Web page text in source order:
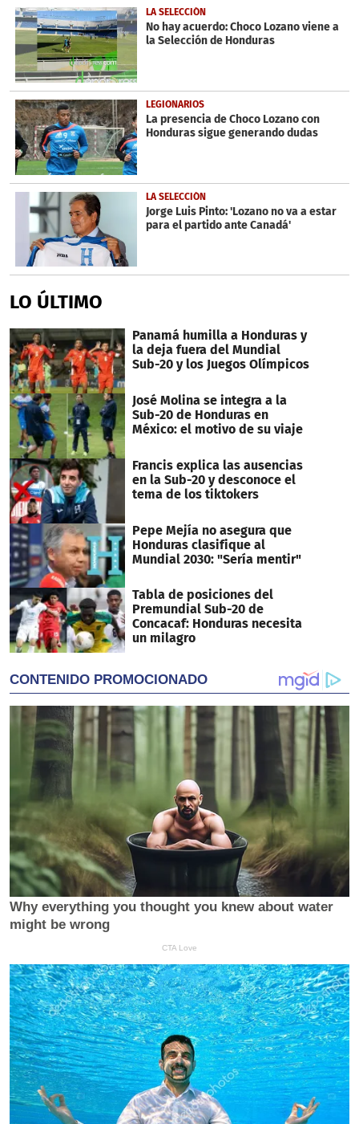
LA SELECCIÓN
No hay acuerdo: Choco Lozano viene a
la Selección de Honduras
LEGIONARIOS
La presencia de Choco Lozano con
Honduras sigue generando dudas
LA SELECCIÓN
Jorge Luis Pinto: 'Lozano no va a estar
para el partido ante Canadá'
LO ÚLTIMO
Panamá humilla a Honduras y
la deja fuera del Mundial
Sub-20 y los Juegos Olímpicos
José Molina se integra a la
Sub-20 de Honduras en
México: el motivo de su viaje
Francis explica las ausencias
en la Sub-20 y desconoce el
tema de los tiktokers
Pepe Mejía no asegura que
Honduras clasifique al
Mundial 2030: "Sería mentir"
Tabla de posiciones del
Premundial Sub-20 de
Concacaf: Honduras necesita
un milagro